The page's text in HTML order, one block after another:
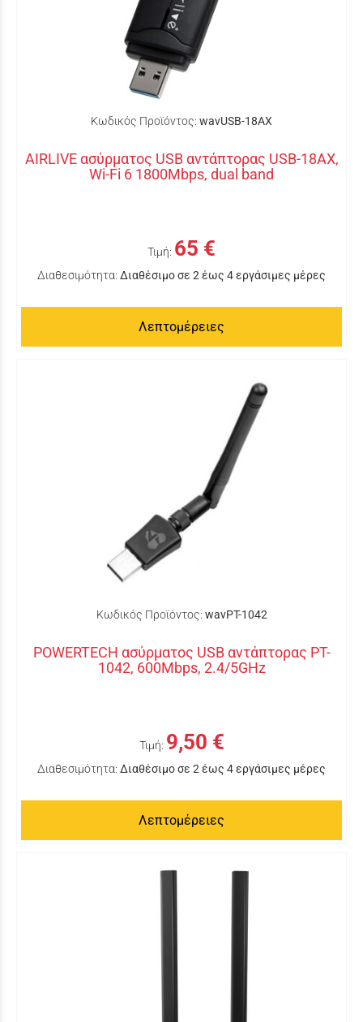
Κωδικός Προϊόντος: wavUSB-18AX
AIRLIVE ασύρματος USB αντάπτορας USB-18AX,
Wi-Fi 6 1800Mbps, dual band
Τιμή: 65 €
Διαθεσιμότητα: Διαθέσιμο σε 2 έως 4 εργάσιμες μέρες
Λεπτομέρειες
Κωδικός Προϊόντος: wavPT-1042
POWERTECH ασύρματος USB αντάπτορας PT-
1042, 600Mbps, 2.4/5GHz
Τιμή: 9,50 €
Διαθεσιμότητα: Διαθέσιμο σε 2 έως 4 εργάσιμες μέρες
Λεπτομέρειες